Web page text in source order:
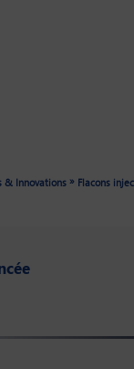
& Innovations » Flacons